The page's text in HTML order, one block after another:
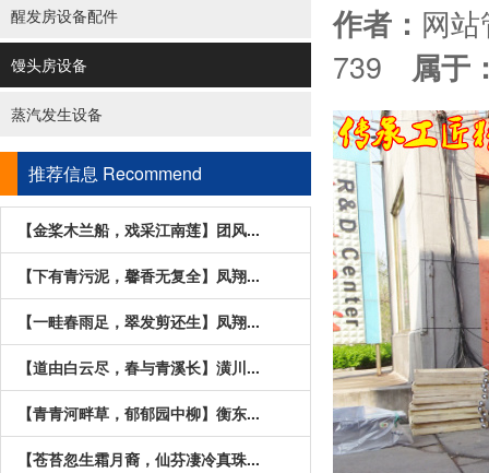
醒发房设备配件
馒头房设备
蒸汽发生设备
推荐信息 Recommend
【金桨木兰船，戏采江南莲】团风...
【下有青污泥，馨香无复全】凤翔...
【一畦春雨足，翠发剪还生】凤翔...
【道由白云尽，春与青溪长】潢川...
【青青河畔草，郁郁园中柳】衡东...
【苍苔忽生霜月裔，仙芬凄冷真珠...
作者： 网
739 属于